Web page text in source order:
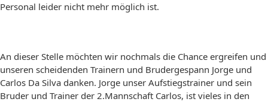
Personal leider nicht mehr möglich ist.
An dieser Stelle möchten wir nochmals die Chance ergreifen und
unseren scheidenden Trainern und Brudergespann Jorge und
Carlos Da Silva danken. Jorge unser Aufstiegstrainer und sein
Bruder und Trainer der 2.Mannschaft Carlos, ist vieles in den